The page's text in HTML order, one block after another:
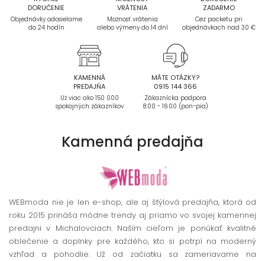
DORUČENIE
Objednávky odosielame
do 24 hodín
VRÁTENIA
Možnosť vrátenia
alebo výmeny do 14 dní
ZADARMO
Cez packetu pri
objednávkach nad 30 €
KAMENNÁ
PREDAJŇA
Už viac ako 150 000
spokojných zákazníkov
MÁTE OTÁZKY?
0915 144 366
Zákaznícka podpora
8:00 - 16:00 (pon-pia)
Kamenná predajňa
WEBmoda nie je len e-shop, ale aj štýlová predajňa, ktorá od
roku 2015 prináša módne trendy aj priamo vo svojej kamennej
predajni v Michalovciach. Naším cieľom je ponúkať kvalitné
oblečenie a doplnky pre každého, kto si potrpí na moderný
vzhľad a pohodlie. Už od začiatku sa zameriavame na